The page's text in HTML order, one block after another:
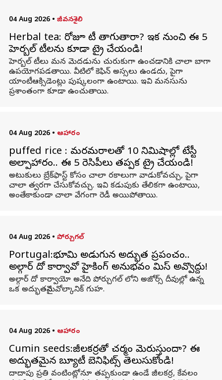
04 Aug 2026 • జీవనశైలి
Herbal tea: రోజూ టీ తాగుతారా? ఇక నుంచి ఈ 5
హెర్బల్ టీలను కూడా ట్రై చేయండి!
హెర్బల్ టీలు మన మెదడును చురుకుగా ఉంచడానికి చాలా బాగా
ఉపయోగపడతాయి. వీటిలో కెఫిన్ అస్సలు ఉండదు, పైగా
యాంటీఆక్సిడెంట్లు పుష్కలంగా ఉంటాయి. ఇవి మనసును
ప్రశాంతంగా కూడా ఉంచుతాయి.
04 Aug 2026 • ఆహారం
puffed rice : మరమరాలతో 10 నిమిషాల్లో టేస్టీ
అల్పాహారం.. ఈ 5 రెసిపీలు తప్పక ట్రై చేయండి!
అటుకులు బ్రేక్‌ఫాస్ట్‌ కోసం చాలా రకాలుగా వాడుకోవచ్చు, పైగా
చాలా త్వరగా చేసుకోవచ్చు. ఇవి కడుపుకు తేలికగా ఉంటాయి,
అంతేకాకుండా చాలా వేగంగా రెడీ అయిపోతాయి.
04 Aug 2026 • పోర్చుగల్
Portugal:భూమి అడుగున అద్భుత ప్రపంచం..
అల్గార్ దో కార్వావో హైకింగ్ అనుభవం మిస్ అవ్వొద్దు!
అల్గార్ దో కార్వాయో అనేది పోర్చుగల్ లోని అజోర్స్ దీవుల్లో ఉన్న
ఒక అద్భుతమైన వోల్కానిక్ గుహ.
04 Aug 2026 • ఆహారం
Cumin seeds:జీలకర్రతో చర్మం మెరుస్తుందా? ఈ
అద్భుతమైన బ్యూటీ బెనిఫిట్స్ తెలుసుకోండి!
దాదాపు ప్రతి వంటింట్లోనూ తప్పకుండా ఉండే జీలకర్ర, కేవలం